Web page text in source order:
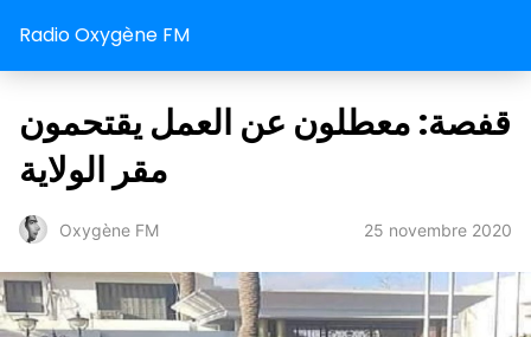
Radio Oxygène FM
قفصة: معطلون عن العمل يقتحمون
مقر الولاية
Oxygène FM 25 novembre 2020